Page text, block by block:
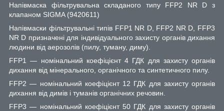
Напівмаска фільтрувальна складаного типу FFP2 NR D з
клапаном SIGMA (9420611)
Напівмаски фільтрувальні типів FFP1 NR D, FFP2 NR D, FFP3
NR D призначені для індивідуального захисту органів дихання
людини від аерозолів (пилу, туману, диму).
FFP1 — номінальний коефіцієнт 4 ГДК для захисту органів
дихання від мінерального, органічного та синтетичного пилу.
FFP2 — номінальний коефіцієнт 12 ГДК для захисту органів
дихання від димів і туманів органічних речовин.
FFP3 — номінальний коефіцієнт 50 ГДК для захисту органів